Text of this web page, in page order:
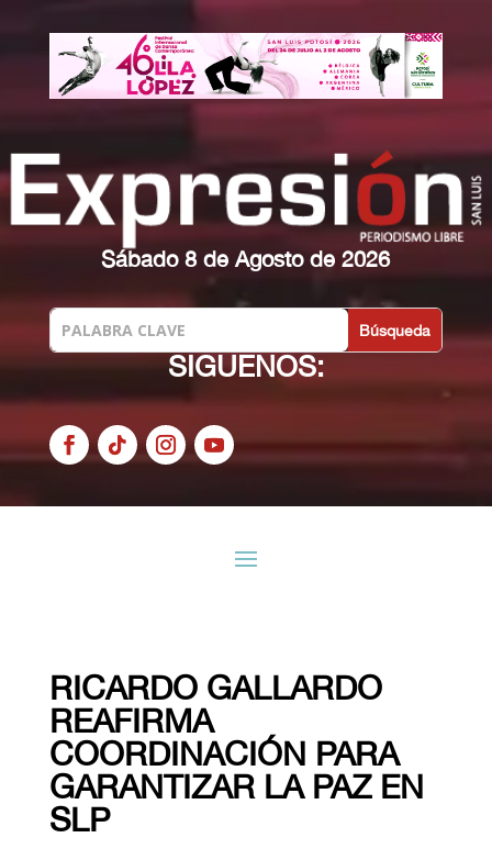
Sábado 8 de Agosto de 2026
SIGUENOS:
RICARDO GALLARDO
REAFIRMA
COORDINACIÓN PARA
GARANTIZAR LA PAZ EN
SLP